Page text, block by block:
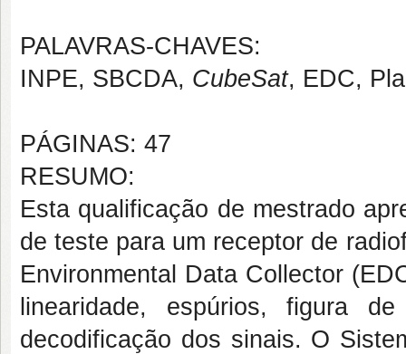
PALAVRAS-CHAVES:
INPE, SBCDA, CubeSat, EDC,
PÁGINAS: 47
RESUMO:
Esta qualificação de mestrado
de teste para um receptor de
Environmental Data Collector
linearidade, espúrios, figura
decodificação dos sinais. O